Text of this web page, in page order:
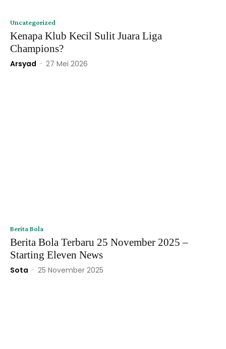
Uncategorized
Kenapa Klub Kecil Sulit Juara Liga
Champions?
Arsyad - 27 Mei 2026
Berita Bola
Berita Bola Terbaru 25 November 2025 –
Starting Eleven News
Sota - 25 November 2025